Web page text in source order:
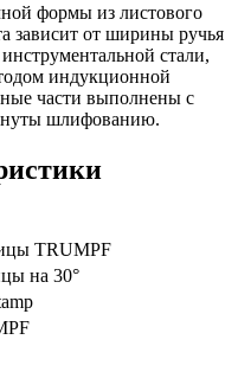
формы из листового
зависит от ширины ручья
стали,
индукционной
части выполнены с
шлифованию.
TRUMPF
на 30°